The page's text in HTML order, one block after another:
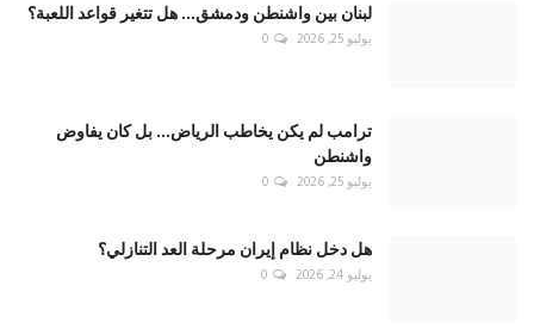
لبنان بين واشنطن ودمشق... هل تتغير قواعد اللعبة؟
يوليو 25, 2026 0
ترامب لم يكن يخاطب الرياض... بل كان يفاوض
واشنطن
يوليو 25, 2026 0
هل دخل نظام إيران مرحلة العد التنازلي؟
يوليو 24, 2026 0